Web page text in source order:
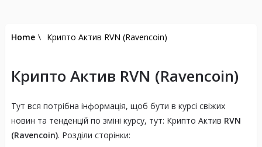
Home \ Крипто Актив RVN (Ravencoin)
Крипто Актив RVN (Ravencoin)
Тут вся потрібна інформація, щоб бути в курсі свіжих
новин та тенденцій по зміні курсу, тут: Крипто Актив RVN
(Ravencoin). Розділи сторінки: